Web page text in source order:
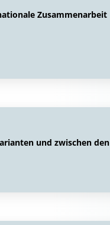
Zusammenarbeit
und zwischen den